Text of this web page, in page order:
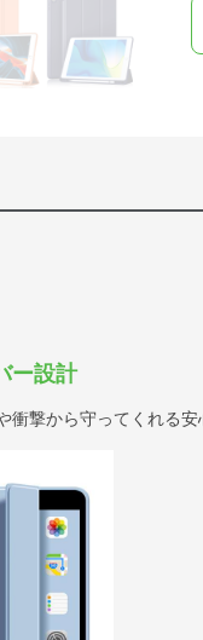
ー設計
衝撃から守ってくれる安